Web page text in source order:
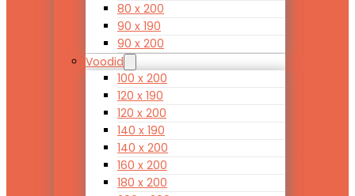
80 x 200
90 x 190
90 x 200
Voodid
100 x 200
120 x 190
120 x 200
140 x 190
140 x 200
160 x 200
180 x 200